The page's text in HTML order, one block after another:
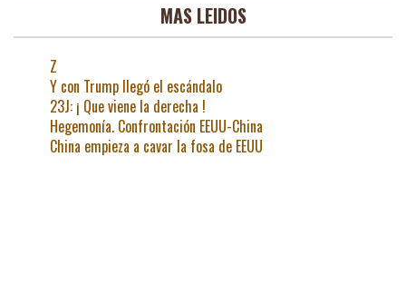
MAS LEIDOS
Z
Y con Trump llegó el escándalo
23J: ¡ Que viene la derecha !
Hegemonía. Confrontación EEUU-China
China empieza a cavar la fosa de EEUU